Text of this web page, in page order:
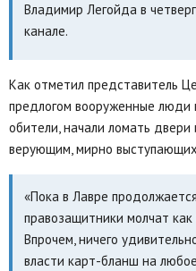
Владимир Легойда в
канале.
Как отметил представитель
предлогом вооруженные люди
обители, начали ломать
верующим, мирно
«Пока в Лавре
правозащитники молчат
Впрочем, ничего
власти карт-бланш на